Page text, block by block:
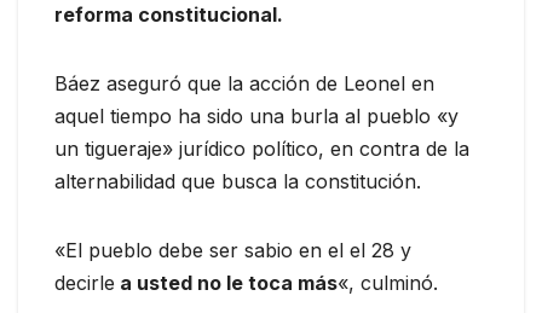
reforma constitucional.
Báez aseguró que la acción de Leonel en
aquel tiempo ha sido una burla al pueblo «y
un tigueraje» jurídico político, en contra de la
alternabilidad que busca la constitución.
«El pueblo debe ser sabio en el el 28 y
decirle a usted no le toca más«, culminó.